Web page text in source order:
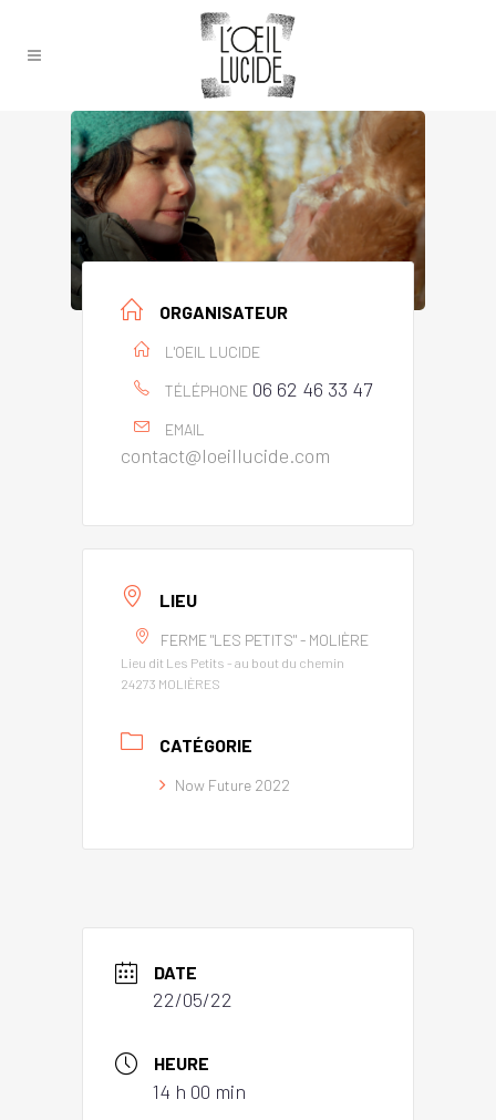
ORGANISATEUR
L'OEIL LUCIDE
TÉLÉPHONE 06 62 46 33 47
EMAIL
contact@loeillucide.com
LIEU
FERME "LES PETITS" - MOLIÈRE
Lieu dit Les Petits - au bout du chemin
24273 MOLIÈRES
CATÉGORIE
Now Future 2022
DATE
22/05/22
HEURE
14 h 00 min